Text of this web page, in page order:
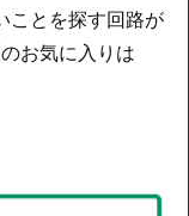
ことを探す回路が
お気に入りは